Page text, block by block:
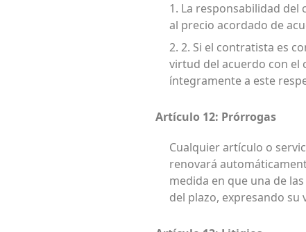
1. La responsabilidad
al precio acordado de
2. 2. Si el contratista es
virtud del acuerdo con el
íntegramente a este
Artículo 12: Prórrogas
Cualquier artículo o
renovará
medida en que una de
del plazo, expresando